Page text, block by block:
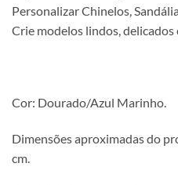
Personalizar Chinelos,
Crie modelos lindos, delicados
Cor: Dourado/Azul Marinho.
Dimensões aproximadas do
cm.